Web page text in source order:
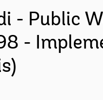
- Public
-